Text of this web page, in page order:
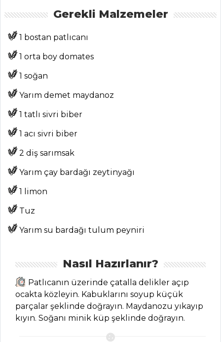
ANASAYFA
BLOG
Medya
Aktüel
Haber
MENÜLER
Tüm
Kategoriler
Gerekli Malzemeler
1 bostan patlıcanı
1 orta boy domates
1 soğan
Yarım demet maydanoz
1 tatlı sivri biber
1 acı sivri biber
2 diş sarımsak
Yarım çay bardağı zeytinyağı
1 limon
Tuz
Yarım su bardağı tulum peyniri
Nasıl Hazırlanır?
Patlıcanın üzerinde çatalla delikler açıp
ocakta közleyin. Kabuklarını soyup küçük
parçalar şeklinde doğrayın. Maydanozu yıkayıp
kıyın. Soğanı minik küp şeklinde doğrayın.